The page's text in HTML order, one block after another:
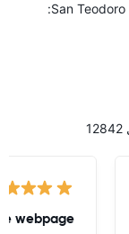
webpage